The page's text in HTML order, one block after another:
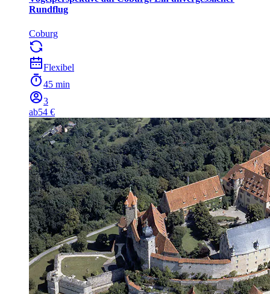
Rundflug
Coburg
Flexibel
45 min
3
ab54 €